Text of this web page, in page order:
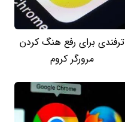
ترفندی برای رفع هنگ کردن
مرورگر کروم